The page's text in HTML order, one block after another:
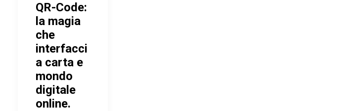
QR-Code:
la magia
che
interfacci
a carta e
mondo
digitale
online.